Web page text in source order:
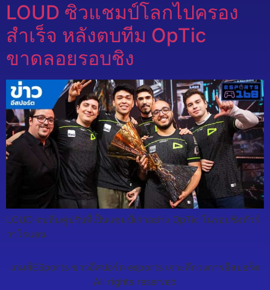
LOUD ซิวแชมป์โลกไปครอง
สำเร็จ หลังตบทีม OpTic
ขาดลอยรอบชิง
LOUD ตบทีมคู่ปรับที่เป็นแชมป์เก่าอย่าง OpTic ในรอบชิงทัวร์
วาโรแลน
เกมส์ESports ข่าวอีสปอร์ต esports เจาะลึกวงการอีสปอร์ต
All rights reserved